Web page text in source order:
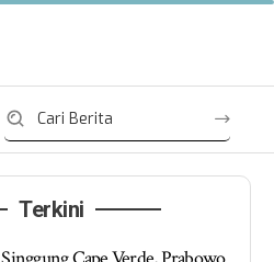
Terkini